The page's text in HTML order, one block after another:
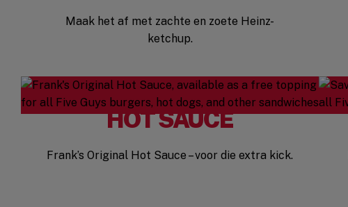
Maak het af met zachte en zoete Heinz-
ketchup.
HOT SAUCE
Frank’s Original Hot Sauce – voor die extra kick.